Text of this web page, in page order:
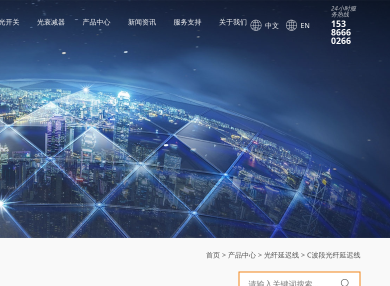
开关 光衰减器 产品中心 新闻资讯 服务支持 关于我们 中文 EN
24小时服
务热线
153
8666
0266
首页> 产品中心> 光纤延迟线> C波段光纤延迟线